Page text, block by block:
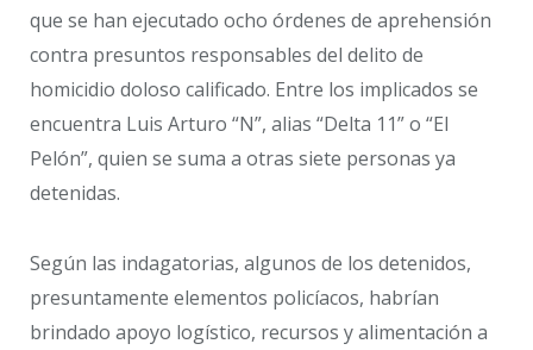
que se han ejecutado ocho órdenes de aprehensión
contra presuntos responsables del delito de
homicidio doloso calificado. Entre los implicados se
encuentra Luis Arturo “N”, alias “Delta 11” o “El
Pelón”, quien se suma a otras siete personas ya
detenidas.
Según las indagatorias, algunos de los detenidos,
presuntamente elementos policíacos, habrían
brindado apoyo logístico, recursos y alimentación a